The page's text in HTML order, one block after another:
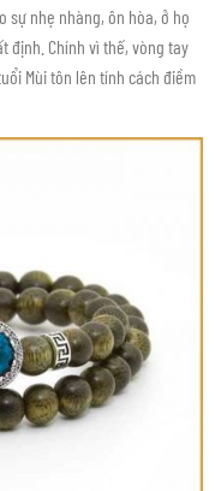
sự nhẹ nhàng, ôn hòa, ở họ
định. Chính vì thế, vòng tay
Mùi tôn lên tính cách điềm